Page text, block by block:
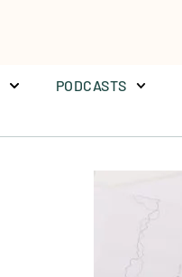
PODCASTS
PODCASTS